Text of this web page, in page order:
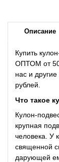
Описание
Купить
ОПТОМ от
нас и
рублей.
Что такое
Кулон-
крупная
человека. У
священной
дарующей